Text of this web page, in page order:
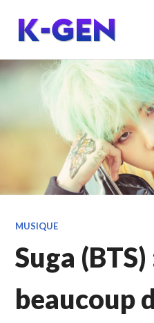
contenu
principal
K-GEN
MUSIQUE
Suga (BTS)
beaucoup